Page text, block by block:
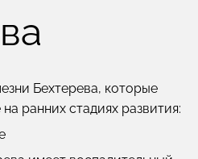
Бехтерева, которые
ранних стадиях развития: